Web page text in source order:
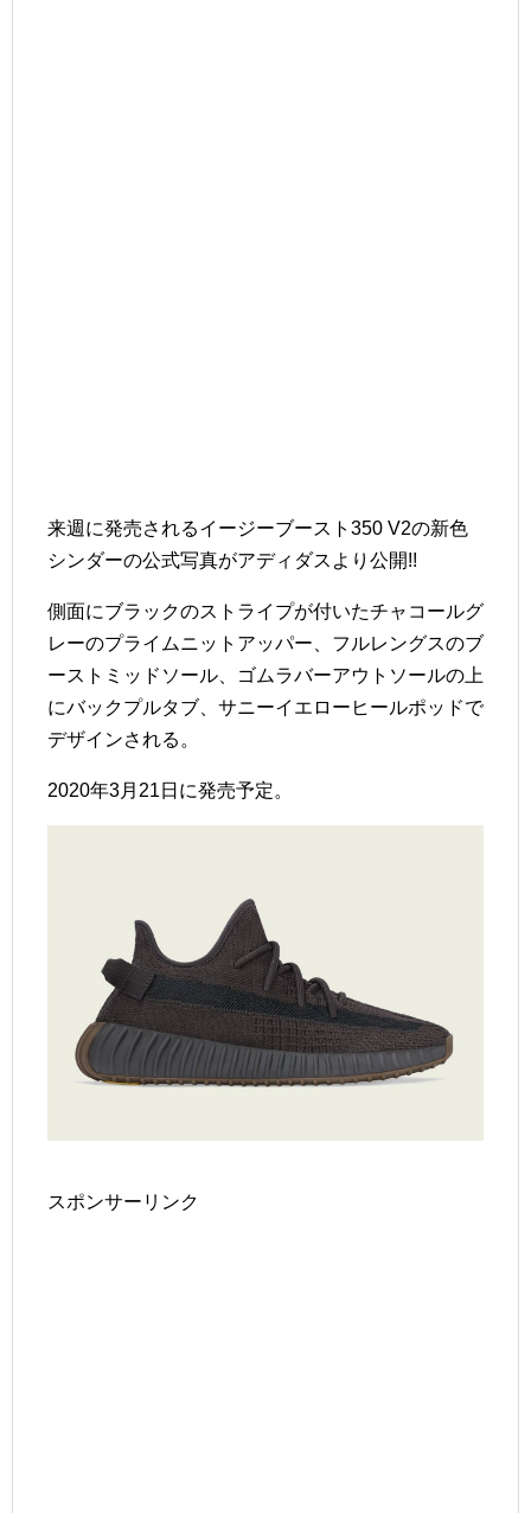
来週に発売されるイージーブースト350 V2の新色
シンダーの公式写真がアディダスより公開!!
側面にブラックのストライプが付いたチャコールグ
レーのプライムニットアッパー、フルレングスのブ
ーストミッドソール、ゴムラバーアウトソールの上
にバックプルタブ、サニーイエローヒールポッドで
デザインされる。
2020年3月21日に発売予定。
スポンサーリンク